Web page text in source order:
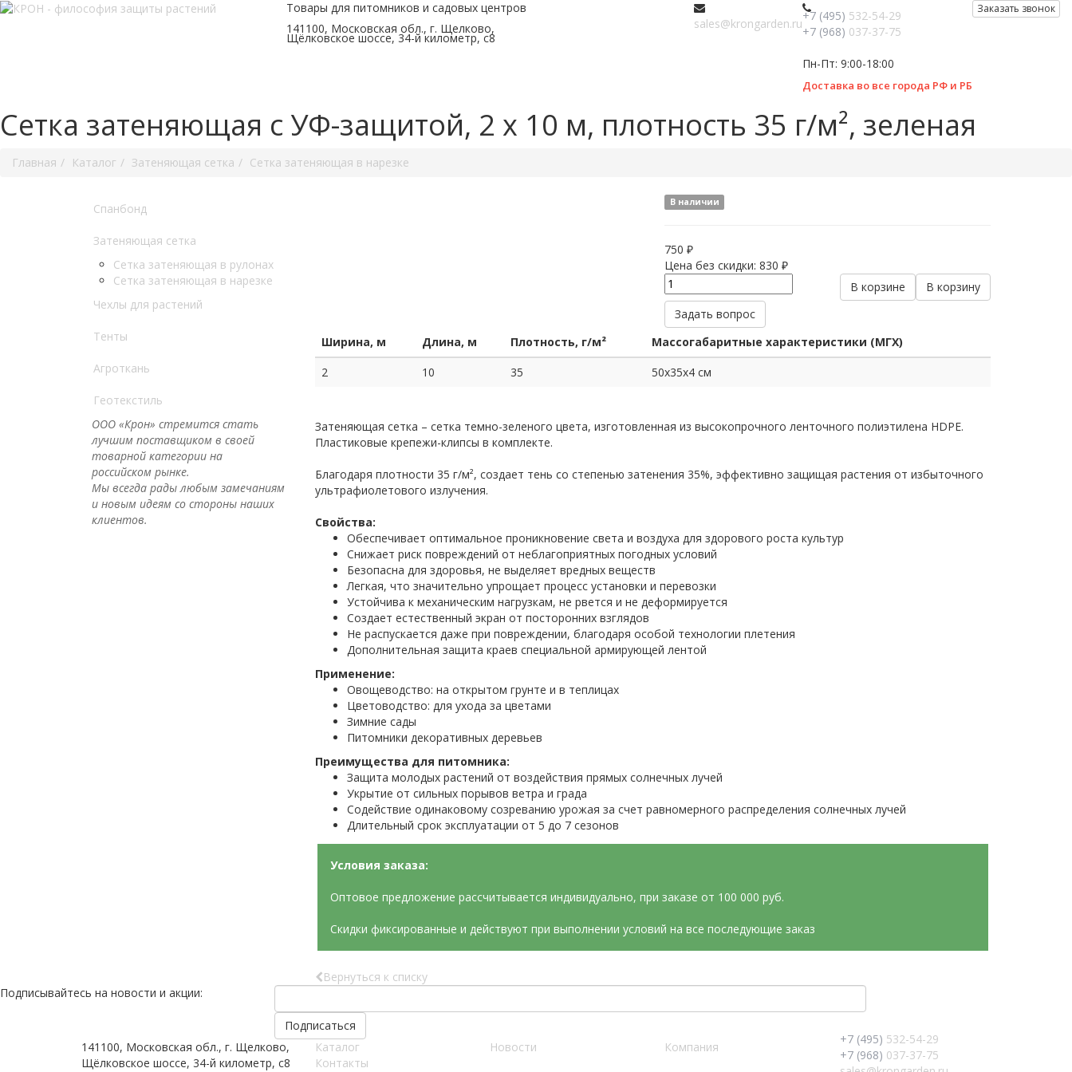
Товары для питомников и садовых центров
141100, Московская обл., г. Щелково,
Щёлковское шоссе, 34-й километр, с8
Заказать звонок
+7 (495) 532-54-29
+7 (968) 037-37-75
Пн-Пт: 9:00-18:00
Доставка во все города РФ и РБ
sales@krongarden.ru
Сетка затеняющая с УФ-защитой, 2 x 10 м, плотность 35 г/м², зеленая
Главная Каталог Затеняющая сетка Сетка затеняющая в нарезке
Спанбонд
Затеняющая сетка
Сетка затеняющая в рулонах
Сетка затеняющая в нарезке
Чехлы для растений
Тенты
Агроткань
Геотекстиль
ООО «Крон» стремится стать
лучшим поставщиком в своей
товарной категории на
российском рынке.
Мы всегда рады любым замечаниям
и новым идеям со стороны наших
клиентов.
В наличии
750 ₽
Цена без скидки:830 ₽
В корзину
В корзине
Задать вопрос
Ширина, м
Длина, м Плотность, г/м²
Массогабаритные характеристики (МГХ)
2
10 35 50х35х4 см
Затеняющая сетка – сетка темно-зеленого цвета, изготовленная из высокопрочного ленточного полиэтилена HDPE.
Пластиковые крепежи-клипсы в комплекте.
Благодаря плотности 35 г/м², создает тень со степенью затенения 35%, эффективно защищая растения от избыточного
ультрафиолетового излучения.
Свойства:
Обеспечивает оптимальное проникновение света и воздуха для здорового роста культур
Снижает риск повреждений от неблагоприятных погодных условий
Безопасна для здоровья, не выделяет вредных веществ
Легкая, что значительно упрощает процесс установки и перевозки
Устойчива к механическим нагрузкам, не рвется и не деформируется
Создает естественный экран от посторонних взглядов
Не распускается даже при повреждении, благодаря особой технологии плетения
Дополнительная защита краев специальной армирующей лентой
Применение:
Овощеводство: на открытом грунте и в теплицах
Цветоводство: для ухода за цветами
Зимние сады
Питомники декоративных деревьев
Преимущества для питомника:
Защита молодых растений от воздействия прямых солнечных лучей
Укрытие от сильных порывов ветра и града
Содействие одинаковому созреванию урожая за счет равномерного распределения солнечных лучей
Длительный срок эксплуатации от 5 до 7 сезонов
Условия заказа:
Оптовое предложение рассчитывается индивидуально, при заказе от 100 000 руб.
Скидки фиксированные и действуют при выполнении условий на все последующие заказ
Вернуться к списку
Подписывайтесь на новости и акции:
141100, Московская обл., г. Щелково,
Щёлковское шоссе, 34-й километр, с8
Каталог Новости
Компания
Контакты
+7 (495) 532-54-29
+7 (968) 037-37-75